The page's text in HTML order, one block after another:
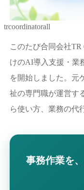
trcoordinatorall
このたび合同会社TR
けのAI導入支援・業
を開始しました。元
祉の専門職が運営す
ら使い方、業務の代
事務作業を